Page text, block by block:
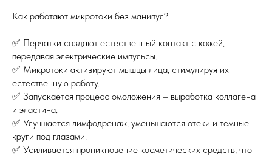
Как работают микротоки без манипул?
✅ Перчатки создают естественный контакт с кожей,
передавая электрические импульсы.
✅ Микротоки активируют мышцы лица, стимулируя их
естественную работу.
✅ Запускается процесс омоложения – выработка коллагена
и эластина.
✅ Улучшается лимфодренаж, уменьшаются отеки и темные
круги под глазами.
✅ Усиливается проникновение косметических средств, что